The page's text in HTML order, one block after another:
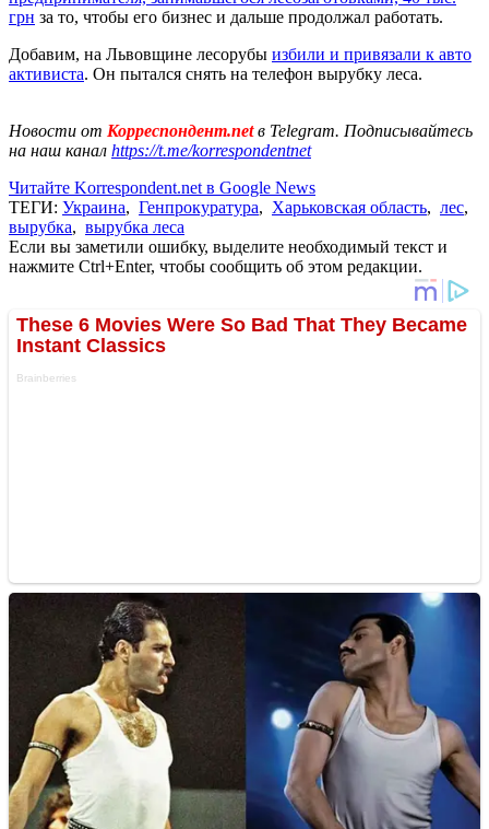
грн за то, чтобы его бизнес и дальше продолжал работать.
Добавим, на Львовщине лесорубы избили и привязали к авто
активиста. Он пытался снять на телефон вырубку леса.
Новости от Корреспондент.netв Telegram. Подписывайтесь
на наш канал https://t.me/korrespondentnet
Читайте Korrespondent.net в Google News
ТЕГИ: Украина, Генпрокуратура, Харьковская область, лес,
вырубка, вырубка леса
Если вы заметили ошибку, выделите необходимый текст и
нажмите Ctrl+Enter, чтобы сообщить об этом редакции.